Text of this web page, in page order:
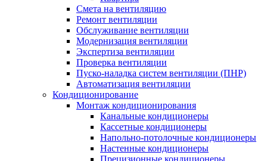
Смета на вентиляцию
Ремонт вентиляции
Обслуживание вентиляции
Модернизация вентиляции
Экспертиза вентиляции
Проверка вентиляции
Пуско-наладка систем вентиляции (ПНР)
Автоматизация вентиляции
Кондиционирование
Монтаж кондиционирования
Канальные кондиционеры
Кассетные кондиционеры
Напольно-потолочные кондиционеры
Настенные кондиционеры
Прецизионные кондиционеры